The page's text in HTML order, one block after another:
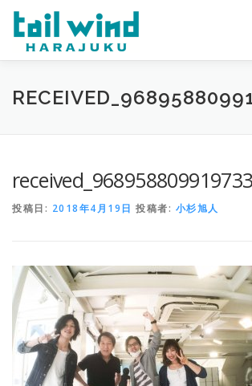
ホーム ご予約 最新情報 スタ
received_968958809919733
投稿日: 2018年4月19日 投稿者: 小杉旭人